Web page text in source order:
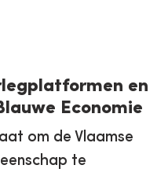
en
Economie
om de Vlaamse
te